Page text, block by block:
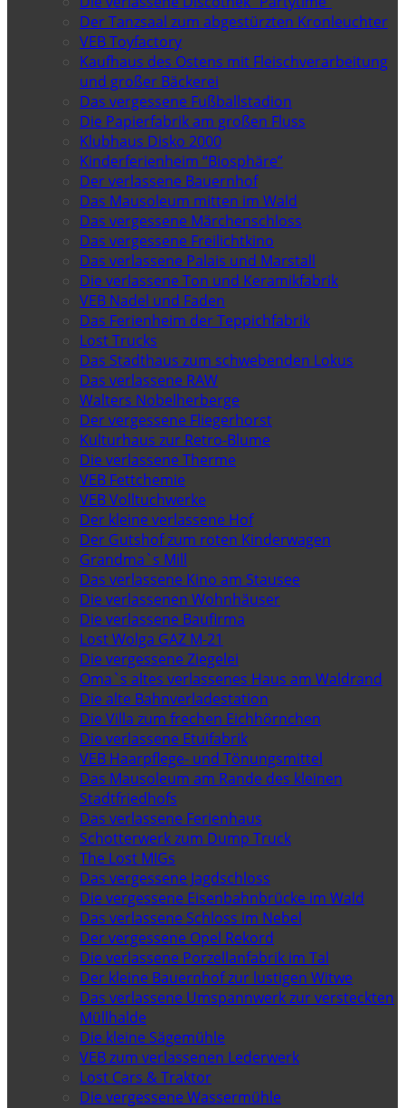
Der Tanzsaal zum abgestürzten Kronleuchter
VEB Toyfactory
Kaufhaus des Ostens mit Fleischverarbeitung
und großer Bäckerei
Das vergessene Fußballstadion
Die Papierfabrik am großen Fluss
Klubhaus Disko 2000
Kinderferienheim “Biosphäre”
Der verlassene Bauernhof
Das Mausoleum mitten im Wald
Das vergessene Märchenschloss
Das vergessene Freilichtkino
Das verlassene Palais und Marstall
Die verlassene Ton und Keramikfabrik
VEB Nadel und Faden
Das Ferienheim der Teppichfabrik
Lost Trucks
Das Stadthaus zum schwebenden Lokus
Das verlassene RAW
Walters Nobelherberge
Der vergessene Fliegerhorst
Kulturhaus zur Retro-Blume
Die verlassene Therme
VEB Fettchemie
VEB Volltuchwerke
Der kleine verlassene Hof
Der Gutshof zum roten Kinderwagen
Grandma`s Mill
Das verlassene Kino am Stausee
Die verlassenen Wohnhäuser
Die verlassene Baufirma
Lost Wolga GAZ M-21
Die vergessene Ziegelei
Oma`s altes verlassenes Haus am Waldrand
Die alte Bahnverladestation
Die Villa zum frechen Eichhörnchen
Die verlassene Etuifabrik
VEB Haarpflege- und Tönungsmittel
Das Mausoleum am Rande des kleinen
Stadtfriedhofs
Das verlassene Ferienhaus
Schotterwerk zum Dump Truck
The Lost MIGs
Das vergessene Jagdschloss
Die vergessene Eisenbahnbrücke im Wald
Das verlassene Schloss im Nebel
Der vergessene Opel Rekord
Die verlassene Porzellanfabrik im Tal
Der kleine Bauernhof zur lustigen Witwe
Das verlassene Umspannwerk zur versteckten
Müllhalde
Die kleine Sägemühle
VEB zum verlassenen Lederwerk
Lost Cars & Traktor
Die vergessene Wassermühle